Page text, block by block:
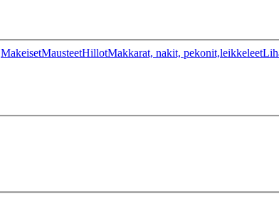
MakeisetMausteetHillotMakkarat, nakit, pekonit,leikkeleet